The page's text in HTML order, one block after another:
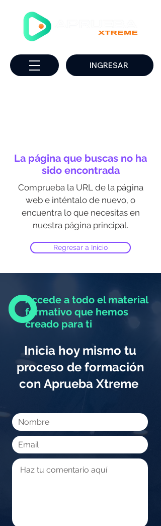
INGRESAR
La página que buscas no ha
sido encontrada
Comprueba la URL de la página
web e inténtalo de nuevo, o
encuentra lo que necesitas en
nuestra página principal.
Regresar a Inicio
Accede a todo el material
formativo que hemos
creado para ti
Inicia hoy mismo tu
proceso de formación
con Aprueba Xtreme